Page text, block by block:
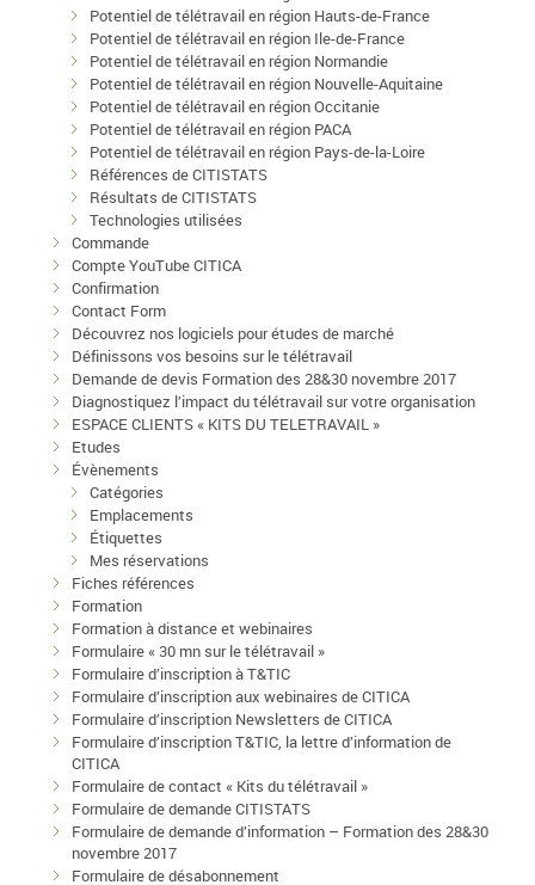
Potentiel de télétravail en région Hauts-de-France
Potentiel de télétravail en région Ile-de-France
Potentiel de télétravail en région Normandie
Potentiel de télétravail en région Nouvelle-Aquitaine
Potentiel de télétravail en région Occitanie
Potentiel de télétravail en région PACA
Potentiel de télétravail en région Pays-de-la-Loire
Références de CITISTATS
Résultats de CITISTATS
Technologies utilisées
Commande
Compte YouTube CITICA
Confirmation
Contact Form
Découvrez nos logiciels pour études de marché
Définissons vos besoins sur le télétravail
Demande de devis Formation des 28&30 novembre 2017
Diagnostiquez l’impact du télétravail sur votre organisation
ESPACE CLIENTS « KITS DU TELETRAVAIL »
Etudes
Évènements
Catégories
Emplacements
Étiquettes
Mes réservations
Fiches références
Formation
Formation à distance et webinaires
Formulaire « 30 mn sur le télétravail »
Formulaire d’inscription à T&TIC
Formulaire d’inscription aux webinaires de CITICA
Formulaire d’inscription Newsletters de CITICA
Formulaire d’inscription T&TIC, la lettre d’information de
CITICA
Formulaire de contact « Kits du télétravail »
Formulaire de demande CITISTATS
Formulaire de demande d’information – Formation des 28&30
novembre 2017
Formulaire de désabonnement